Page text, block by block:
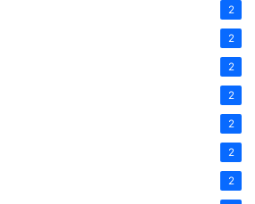
2
2
2
2
2
2
2